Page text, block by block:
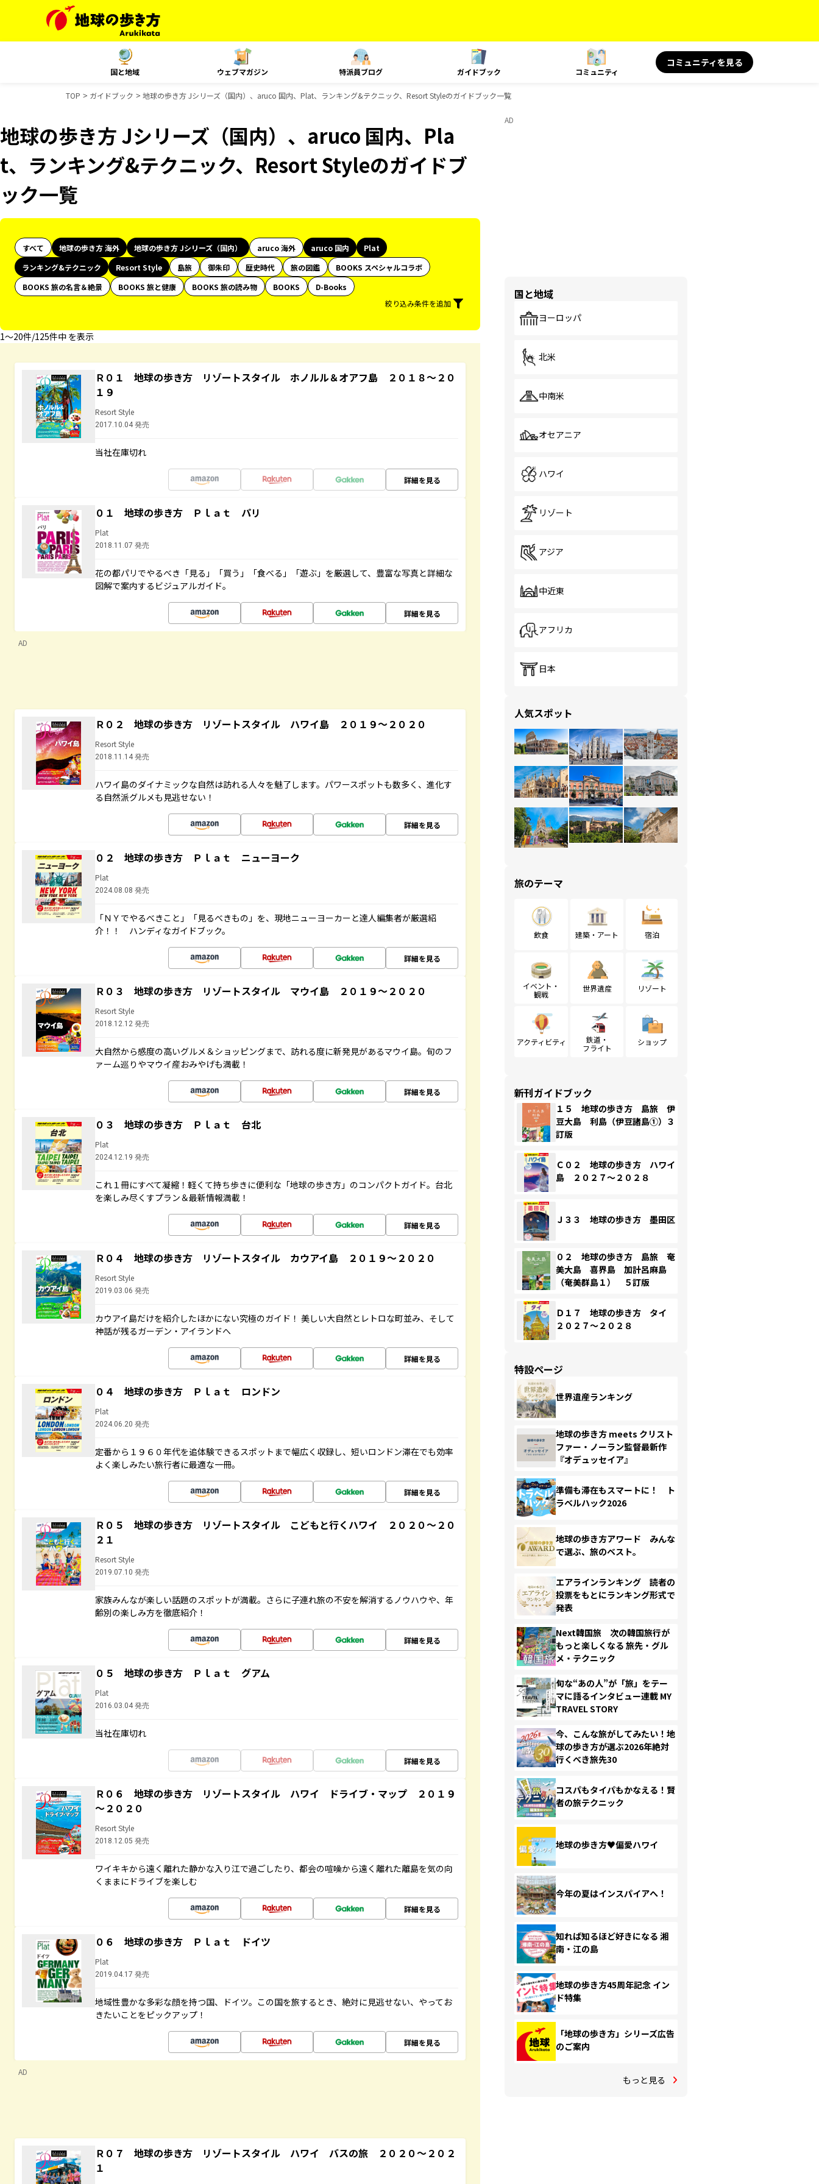
国と地域 ウェブマガジン 特派員ブログ ガイドブック コミュニティ
コミュニティを見る
TOP ガイドブック 地球の歩き方 Jシリーズ（国内）、aruco 国内、Plat、ランキング&テクニック、Resort Styleのガイドブック一覧
地球の歩き方 Jシリーズ（国内）、aruco 国内、Pla
t、ランキング&テクニック、Resort Styleのガイドブ
ック一覧
すべて 地球の歩き方 海外 地球の歩き方 Jシリーズ（国内） aruco 海外 aruco 国内
Plat
ランキング&テクニック
Resort Style 島旅 御朱印 歴史時代 旅の図鑑
BOOKS スペシャルコラボ
BOOKS 旅の名言＆絶景
BOOKS 旅と健康 BOOKS 旅の読み物 BOOKS
D-Books
絞り込み条件を追加
1〜20件/125件中 を表示
Ｒ０１ 地球の歩き方 リゾートスタイル ホノルル＆オアフ島 ２０１８～２０
１９
Resort Style
2017.10.04 発売
当社在庫切れ
詳細を見る
０１ 地球の歩き方 Ｐｌａｔ パリ
Plat
2018.11.07 発売
花の都パリでやるべき「見る」「買う」「食べる」「遊ぶ」を厳選して、豊富な写真と詳細な
図解で案内するビジュアルガイド。
詳細を見る
AD
Ｒ０２ 地球の歩き方 リゾートスタイル ハワイ島 ２０１９～２０２０
Resort Style
2018.11.14 発売
ハワイ島のダイナミックな自然は訪れる人々を魅了します。パワースポットも数多く、進化す
る自然派グルメも見逃せない！
詳細を見る
０２ 地球の歩き方 Ｐｌａｔ ニューヨーク
Plat
2024.08.08 発売
「ＮＹでやるべきこと」「見るべきもの」を、現地ニューヨーカーと達人編集者が厳選紹
介！！ ハンディなガイドブック。
詳細を見る
Ｒ０３ 地球の歩き方 リゾートスタイル マウイ島 ２０１９～２０２０
Resort Style
2018.12.12 発売
大自然から感度の高いグルメ＆ショッピングまで、訪れる度に新発見があるマウイ島。旬のフ
ァーム巡りやマウイ産おみやげも満載！
詳細を見る
０３ 地球の歩き方 Ｐｌａｔ 台北
Plat
2024.12.19 発売
これ１冊にすべて凝縮！軽くて持ち歩きに便利な「地球の歩き方」のコンパクトガイド。台北
を楽しみ尽くすプラン＆最新情報満載！
詳細を見る
Ｒ０４ 地球の歩き方 リゾートスタイル カウアイ島 ２０１９～２０２０
Resort Style
2019.03.06 発売
カウアイ島だけを紹介したほかにない究極のガイド！ 美しい大自然とレトロな町並み、そして
神話が残るガーデン・アイランドへ
詳細を見る
０４ 地球の歩き方 Ｐｌａｔ ロンドン
Plat
2024.06.20 発売
定番から１９６０年代を追体験できるスポットまで幅広く収録し、短いロンドン滞在でも効率
よく楽しみたい旅行者に最適な一冊。
詳細を見る
Ｒ０５ 地球の歩き方 リゾートスタイル こどもと行くハワイ ２０２０～２０
２１
Resort Style
2019.07.10 発売
家族みんなが楽しい話題のスポットが満載。さらに子連れ旅の不安を解消するノウハウや、年
齢別の楽しみ方を徹底紹介！
詳細を見る
０５ 地球の歩き方 Ｐｌａｔ グアム
Plat
2016.03.04 発売
当社在庫切れ
詳細を見る
Ｒ０６ 地球の歩き方 リゾートスタイル ハワイ ドライブ・マップ ２０１９
～２０２０
Resort Style
2018.12.05 発売
ワイキキから遠く離れた静かな入り江で過ごしたり、都会の喧噪から遠く離れた離島を気の向
くままにドライブを楽しむ
詳細を見る
０６ 地球の歩き方 Ｐｌａｔ ドイツ
Plat
2019.04.17 発売
地域性豊かな多彩な顔を持つ国、ドイツ。この国を旅するとき、絶対に見逃せない、やってお
きたいことをピックアップ！
詳細を見る
AD
Ｒ０７ 地球の歩き方 リゾートスタイル ハワイ バスの旅 ２０２０～２０２
１
AD
国と地域
ヨーロッパ
北米
中南米
オセアニア
ハワイ
リゾート
アジア
中近東
アフリカ
日本
人気スポット
旅のテーマ
飲食 建築・アート 宿泊
イベント・
観戦
世界遺産 リゾート
アクティビティ
鉄道・
フライト
ショップ
新刊ガイドブック
１５ 地球の歩き方 島旅 伊
豆大島 利島（伊豆諸島①）３
訂版
Ｃ０２ 地球の歩き方 ハワイ
島 ２０２７～２０２８
Ｊ３３ 地球の歩き方 墨田区
０２ 地球の歩き方 島旅 奄
美大島 喜界島 加計呂麻島
（奄美群島１） ５訂版
Ｄ１７ 地球の歩き方 タイ
２０２７～２０２８
特設ページ
世界遺産ランキング
地球の歩き方 meets クリスト
ファー・ノーラン監督最新作
『オデュッセイア』
準備も滞在もスマートに！ ト
ラベルハック2026
地球の歩き方アワード みんな
で選ぶ、旅のベスト。
エアラインランキング 読者の
投票をもとにランキング形式で
発表
Next韓国旅 次の韓国旅行が
もっと楽しくなる 旅先・グル
メ・テクニック
旬な“あの人”が「旅」をテー
マに語るインタビュー連載 MY
TRAVEL STORY
今、こんな旅がしてみたい！地
球の歩き方が選ぶ2026年絶対
行くべき旅先30
コスパもタイパもかなえる！賢
者の旅テクニック
地球の歩き方♥偏愛ハワイ
今年の夏はインスパイアへ！
知れば知るほど好きになる 湘
南・江の島
地球の歩き方45周年記念 イン
ド特集
「地球の歩き方」シリーズ広告
のご案内
もっと見る